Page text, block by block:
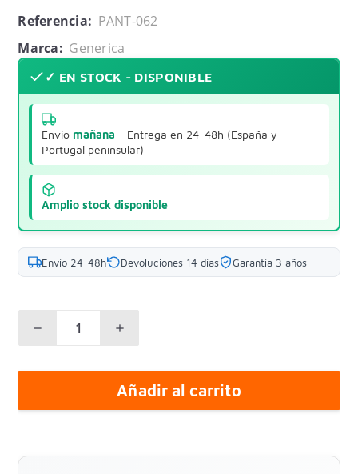
Referencia: PANT-062
Marca: Generica
✓ EN STOCK - DISPONIBLE
Envío mañana - Entrega en 24-48h (España y
Portugal peninsular)
Amplio stock disponible
Envío 24-48h Devoluciones 14 días Garantía 3 años
Añadir al carrito